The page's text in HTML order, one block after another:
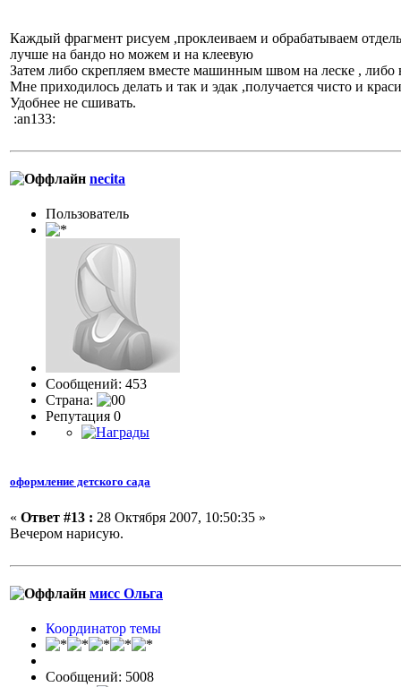
Каждый фрагмент рисуем ,проклеиваем и обрабатываем
лучше на бандо но можем и на клеевую
Затем либо скрепляем вместе машинным швом на леске , либо
Мне приходилось делать и так и эдак ,получается чисто и
Удобнее не сшивать.
:an133:
necita
Пользовaтeль
Сообщений: 453
Страна:
Репутация 0
оформление детского сада
« Ответ #13 : 28 Октября 2007, 10:50:35 »
Вечером нарисую.
мисс Ольга
Координатор темы
Сообщений: 5008